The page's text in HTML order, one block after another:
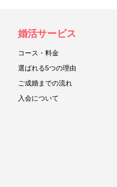
婚活サービス
コース・料金
選ばれる5つの理由
ご成婚までの流れ
入会について